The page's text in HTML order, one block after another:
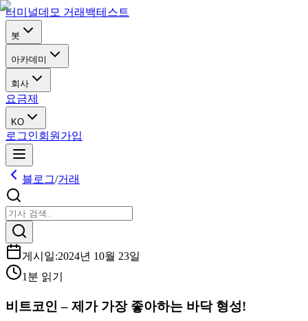
터미널데모 거래 백테스트
봇
아카데미
회사
요금제
KO
로그인회원가입
블로그/거래
게시일:2024년 10월 23일
1분 읽기
비트코인 – 제가 가장 좋아하는 바닥 형성!